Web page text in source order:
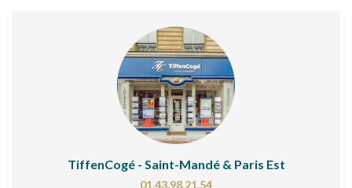
TiffenCogé - Saint-Mandé & Paris Est
01.43.98.21.54